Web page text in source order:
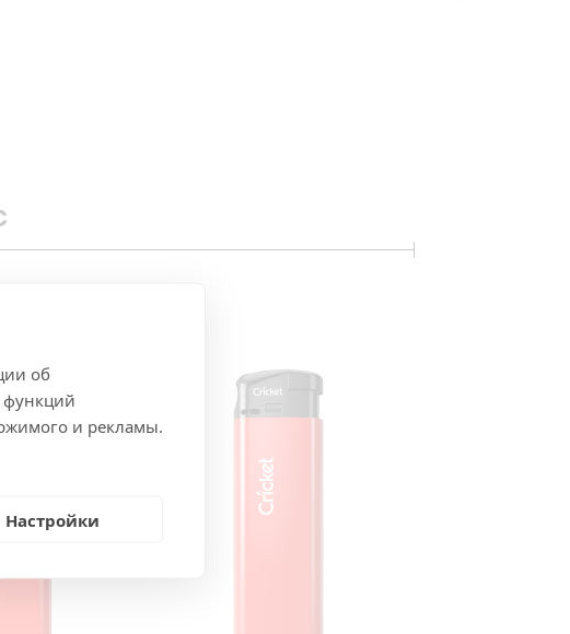
об
функций
и рекламы.
Настройки